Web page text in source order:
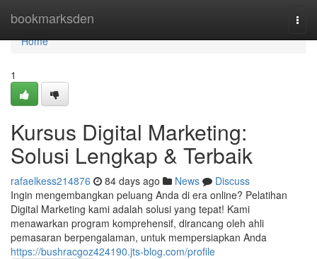
bookmarksden
Home
Home
1
Kursus Digital Marketing:
Solusi Lengkap & Terbaik
rafaelkess214876 84 days ago News
Discuss
Ingin mengembangkan peluang Anda di era online? Pelatihan
Digital Marketing kami adalah solusi yang tepat! Kami
menawarkan program komprehensif, dirancang oleh ahli
pemasaran berpengalaman, untuk mempersiapkan Anda
https://bushracgoz424190.jts-blog.com/profile